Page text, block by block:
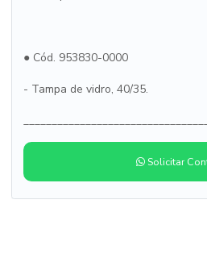
● Cód. 953830-0000
- Tampa de vidro, 40/35.
Solicitar